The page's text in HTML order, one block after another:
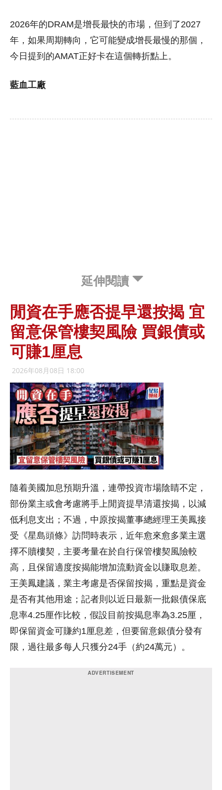
2026年的DRAM是增長最快的市場，但到了2027
年，如果周期轉向，它可能變成增長最慢的那個，
今日提到的AMAT正好卡在這個轉折點上。
藍血工廠
延伸閱讀
閒資在手應否提早還按揭 宜
留意保管樓契風險 買銀債或
可賺1厘息
2026年08月08日 18:00
隨着美國加息預期升溫，連帶投資市場陰睛不定，
部份業主或會考慮將手上閒資提早清還按揭，以減
低利息支出；不過，中原按揭董事總經理王美鳳接
受《星島頭條》訪問時表示，近年愈來愈多業主選
擇不贖樓契，主要考量在於自行保管樓契風險較
高，且保留適度按揭能增加流動資金以賺取息差。
王美鳳建議，業主考慮是否保留按揭，重點是資金
是否有其他用途；記者則以近日最新一批銀債保底
息率4.25厘作比較，假設目前按揭息率為3.25厘，
即保留資金可賺約1厘息差，但要留意銀債分發有
限，過往最多每人只獲分24手（約24萬元）。